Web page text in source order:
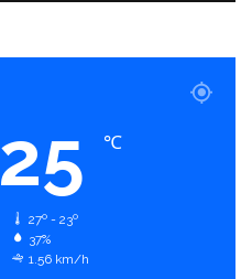
25 ℃
27º - 23º
37%
1.56 km/h